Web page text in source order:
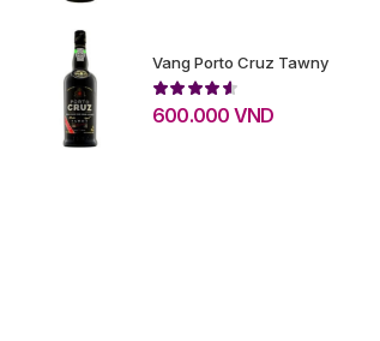
Vang Porto Cruz Tawny
600.000 VND